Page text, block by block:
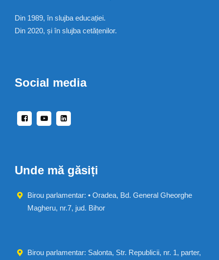
Din 1989, în slujba educației.
Din 2020, și în slujba cetățenilor.
Social media
Unde mă găsiți
Birou parlamentar: • Oradea, Bd. General Gheorghe
Magheru, nr.7, jud. Bihor
Birou parlamentar: Salonta, Str. Republicii, nr. 1, parter,